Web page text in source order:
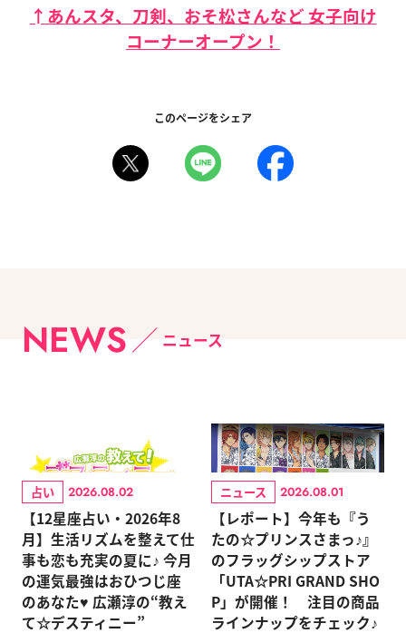
↑あんスタ、刀剣、おそ松さんなど 女子向け
コーナーオープン！
このページをシェア
NEWS ニュース
占い 2026.08.02
【12星座占い・2026年8
月】生活リズムを整えて仕
事も恋も充実の夏に♪ 今月
の運気最強はおひつじ座
のあなた♥ 広瀬淳の“教え
て☆デスティニー”
ニュース 2026.08.01
【レポート】今年も『う
たの☆プリンスさまっ♪』
のフラッグシップストア
「UTA☆PRI GRAND SHO
P」が開催！ 注目の商品
ラインナップをチェック♪